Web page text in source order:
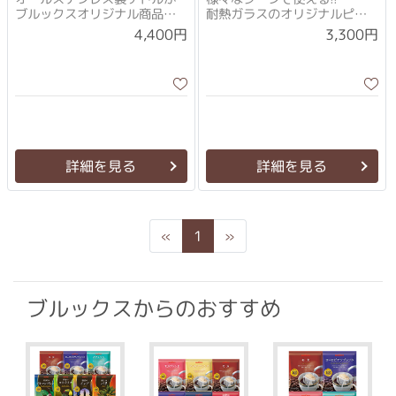
ブルックスオリジナル商品で
4,400円
詳細を見る
耐熱ガラスのオリジナルピッ
3,300円
詳細を見る
« Previous
1 »Next
ブルックスからのおすすめ